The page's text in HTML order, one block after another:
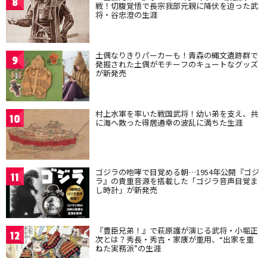
戦！切腹覚悟で長宗我部元親に降伏を迫った武
将・谷忠澄の生涯
9 土偶なりきりパーカーも！青森の縄文遺跡群で
発掘された土偶がモチーフのキュートなグッズ
が新発売
10 村上水軍を率いた戦国武将！幼い弟を支え、共
に海へ散った得居通幸の波乱に満ちた生涯
11 ゴジラの咆哮で目覚める朝…1954年公開『ゴジ
ラ』の貴重音源を搭載した「ゴジラ音声目覚ま
し時計」が新発売
12 『豊臣兄弟！』で萩原護が演じる武将・小堀正
次とは？秀長・秀吉・家康が重用、“出家を重
ねた実務派”の生涯